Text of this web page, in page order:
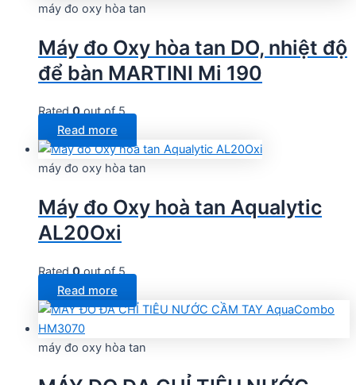
máy đo oxy hòa tan
Máy đo Oxy hòa tan DO, nhiệt độ
để bàn MARTINI Mi 190
Rated0out of 5
Read more
máy đo oxy hòa tan
Máy đo Oxy hoà tan Aqualytic
AL20Oxi
Rated0out of 5
Read more
máy đo oxy hòa tan